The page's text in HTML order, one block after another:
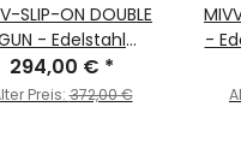
SLIP-ON DOUBLE
- Edelstahl
für KAWASAKI -
BJ. 2017 > 2019 -
294,00 € *
Preis:372,00 €
-